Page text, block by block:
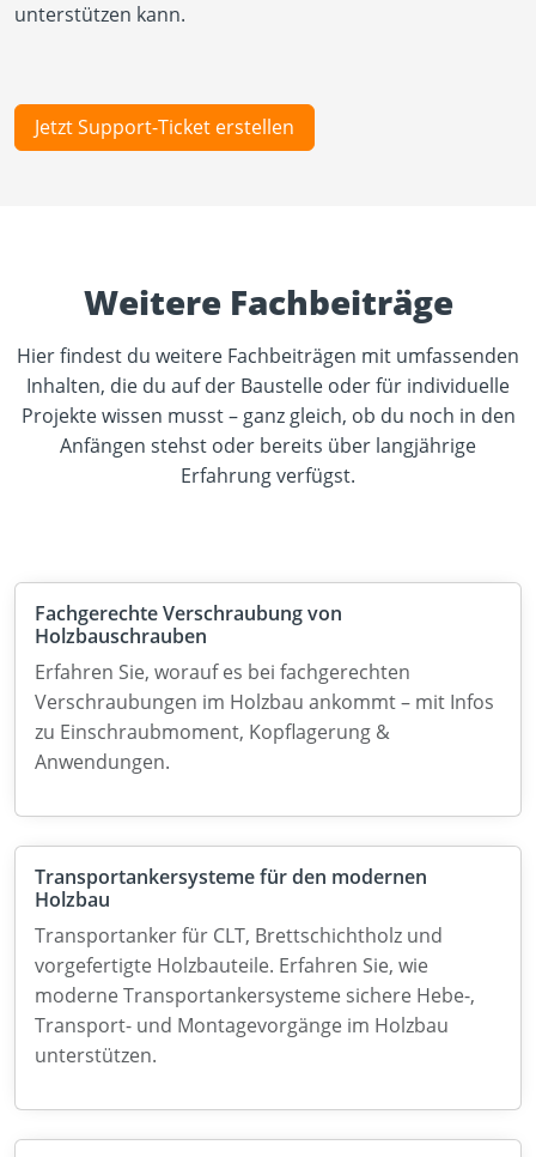
unterstützen kann.
Jetzt Support-Ticket erstellen
Weitere Fachbeiträge
Hier findest du weitere Fachbeiträgen mit umfassenden
Inhalten, die du auf der Baustelle oder für individuelle
Projekte wissen musst – ganz gleich, ob du noch in den
Anfängen stehst oder bereits über langjährige
Erfahrung verfügst.​​​​​​​
Fachgerechte Verschraubung von
Holzbauschrauben
Erfahren Sie, worauf es bei fachgerechten
Verschraubungen im Holzbau ankommt – mit Infos
zu Einschraubmoment, Kopflagerung &
Anwendungen.
Transportankersysteme für den modernen
Holzbau
Transportanker für CLT, Brettschichtholz und
vorgefertigte Holzbauteile. Erfahren Sie, wie
moderne Transportankersysteme sichere Hebe-,
Transport- und Montagevorgänge im Holzbau
unterstützen.